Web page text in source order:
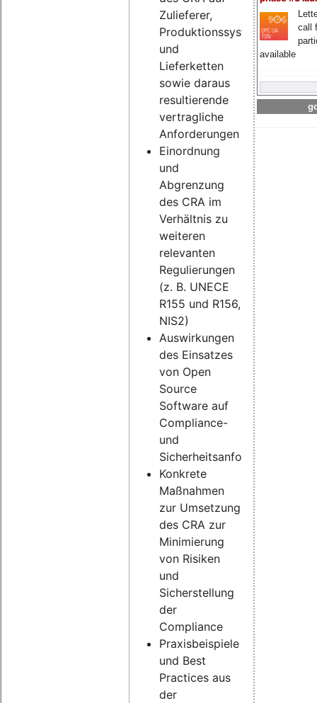
call
available
Zulieferer,
Produktionssysteme
und
Lieferketten
sowie daraus
resultierende
vertragliche
Anforderungen
Einordnung
und
Abgrenzung
des CRA im
Verhältnis zu
weiteren
relevanten
Regulierungen
(z. B. UNECE
R155 und R156,
NIS2)
Auswirkungen
des Einsatzes
von Open
Source
Software auf
Compliance-
und
Sicherheitsanforderungen
Konkrete
Maßnahmen
zur Umsetzung
des CRA zur
Minimierung
von Risiken
und
Sicherstellung
der
Compliance
Praxisbeispiele
und Best
Practices aus
der